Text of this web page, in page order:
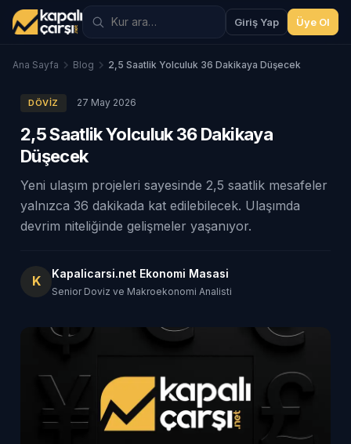
Giriş Yap Üye Ol
Ana Sayfa Blog 2,5 Saatlik Yolculuk 36 Dakikaya Düşecek
DÖVIZ 27 May 2026
2,5 Saatlik Yolculuk 36 Dakikaya
Düşecek
Yeni ulaşım projeleri sayesinde 2,5 saatlik mesafeler
yalnızca 36 dakikada kat edilebilecek. Ulaşımda
devrim niteliğinde gelişmeler yaşanıyor.
K Kapalicarsi.net Ekonomi Masasi
Senior Doviz ve Makroekonomi Analisti